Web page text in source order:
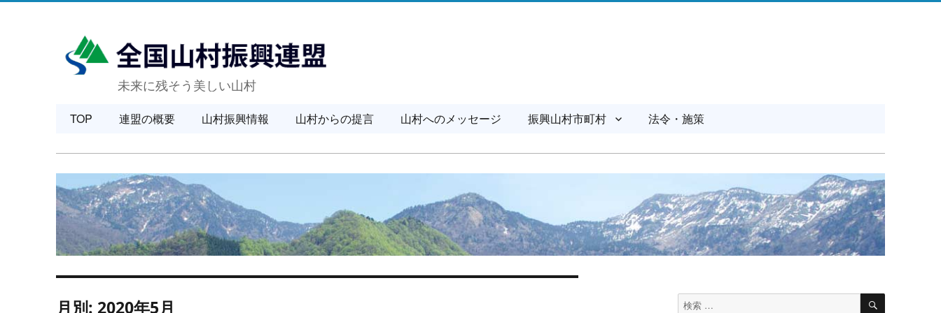
未来に残そう美しい山村
TOP 連盟の概要 山村振興情報 山村からの提言 山村へのメッセージ 振興山村市町村 法令・施策
月別: 2020年5月 検 検